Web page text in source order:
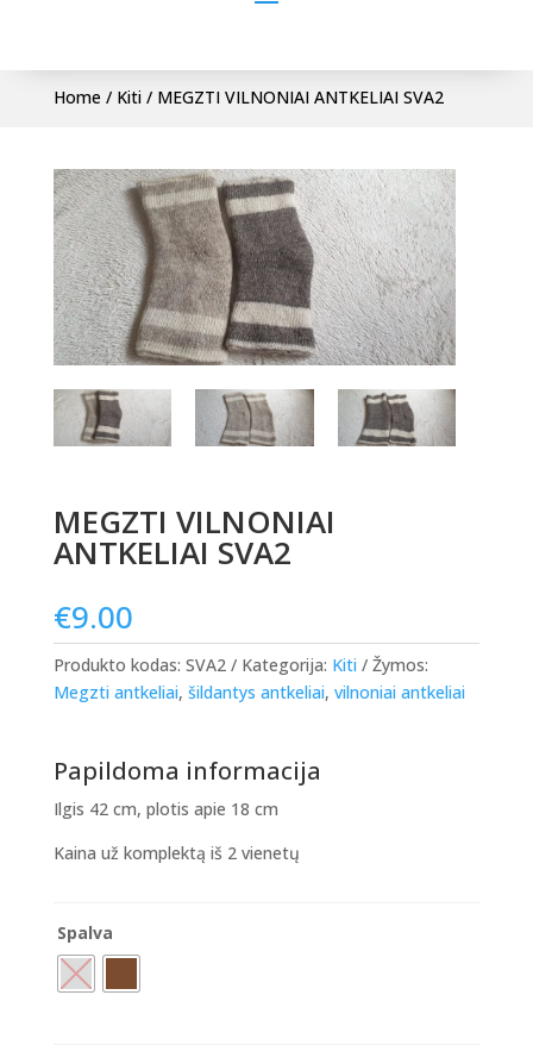
Home/ Kiti/ MEGZTI VILNONIAI ANTKELIAI SVA2
MEGZTI VILNONIAI
ANTKELIAI SVA2
€9.00
Produkto kodas: SVA2 Kategorija: Kiti
Žymos:
Megzti antkeliai, šildantys antkeliai, vilnoniai antkeliai
Papildoma informacija
Ilgis 42 cm, plotis apie 18 cm
Kaina už komplektą iš 2 vienetų
Spalva